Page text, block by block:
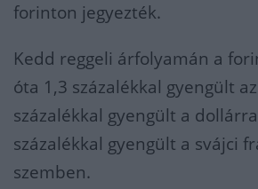
forinton jegyezték.
Kedd reggeli árfolyamán a
óta 1,3 százalékkal gyengült
százalékkal gyengült a
százalékkal gyengült a svájci
szemben.